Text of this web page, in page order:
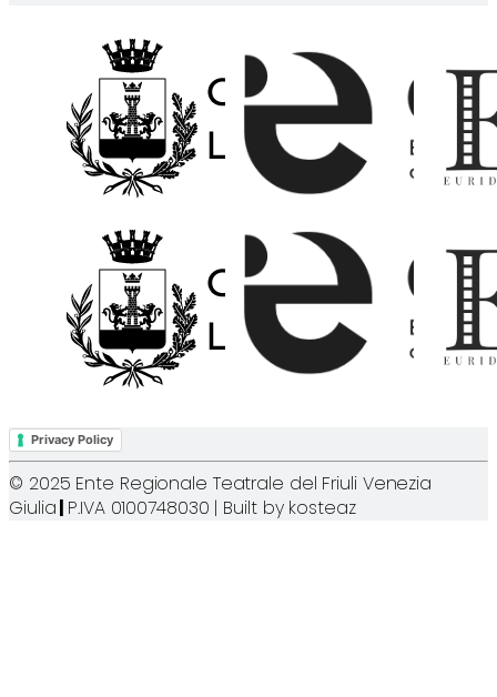
Privacy Policy
© 2025 Ente Regionale Teatrale del Friuli Venezia
Giulia| P.IVA 0100748030 | Built by kosteaz